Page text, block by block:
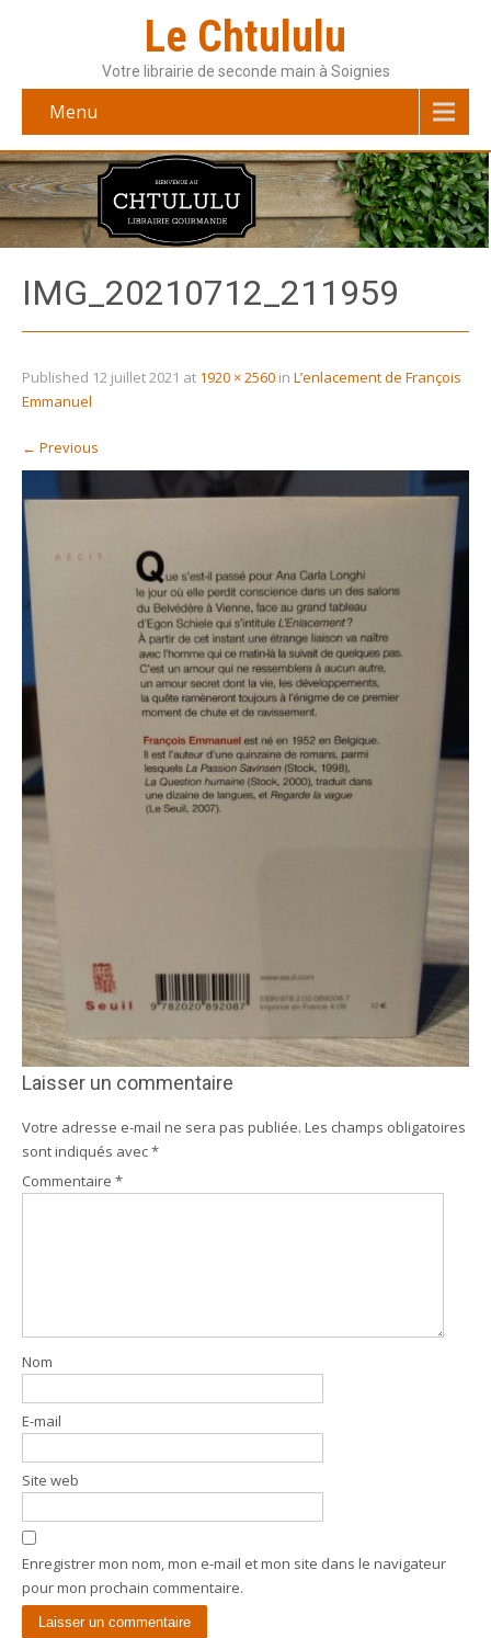
Le Chtululu
Votre librairie de seconde main à Soignies
Menu
IMG_20210712_211959
Published 12 juillet 2021 at 1920 × 2560 in L’enlacement de François
Emmanuel
← Previous
Laisser un commentaire
Votre adresse e-mail ne sera pas publiée. Les champs obligatoires
sont indiqués avec*
Commentaire *
Nom
E-mail
Site web
Enregistrer mon nom, mon e-mail et mon site dans le navigateur
pour mon prochain commentaire.